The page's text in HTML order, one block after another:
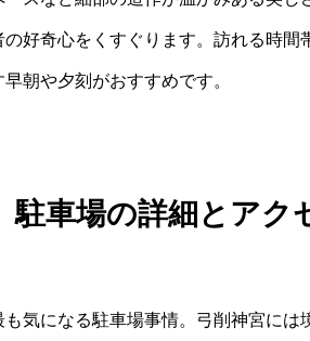
好奇心をくすぐります。訪れる時
朝や夕刻がおすすめです。
駐車場の詳細とアク
気になる駐車場事情。弓削神宮には